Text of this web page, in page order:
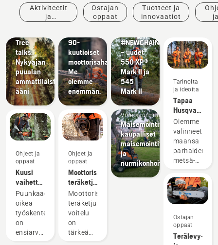
Aktiviteetit
ja
Ostajan
oppaat
Tuotteet ja
innovaatiot
Tarinoita
ja ideoita
Tree
talks:
Nykyajan
puualan
ammattilaisten
ääni
Ohjeet ja
oppaat
Kuusi
vaihetta
onnistuneeseen
puunkaatoon
Puunkaadossa
oikea
työskentelytekniikka
on
ensiarvoisen
Tuotteet
innovaatiot
90-
kuutioiset
moottorisahat.
Me
olemme
enemmän.
Ohjeet ja
oppaat
Moottorisahan
teräketjun
voitelun
tarkistaminen
Moottorisahan
teräketjun
voitelu
on
tärkeää,
Tuotteet
ja
#NEWCHAINSAWGENERATION
– uudet
550 XP®
Mark II ja
545
Mark II
Vihersuunnittelu
Maisemointivälineet,
kaupalliset
maisemointivälineet
ja
nurmikonhoitovälineet
Tarinoita
ja ideoita
Tapaa
Husqvarnan
H-tiimi –
tuotteidemme
vaativimmat
käyttäjät
Olemme
valinneet
maansa
parhaiden
metsä-
puistotöiden
joukosta
ryhmän
taitavia
ja
Ostajan
oppaat
Terälevy-